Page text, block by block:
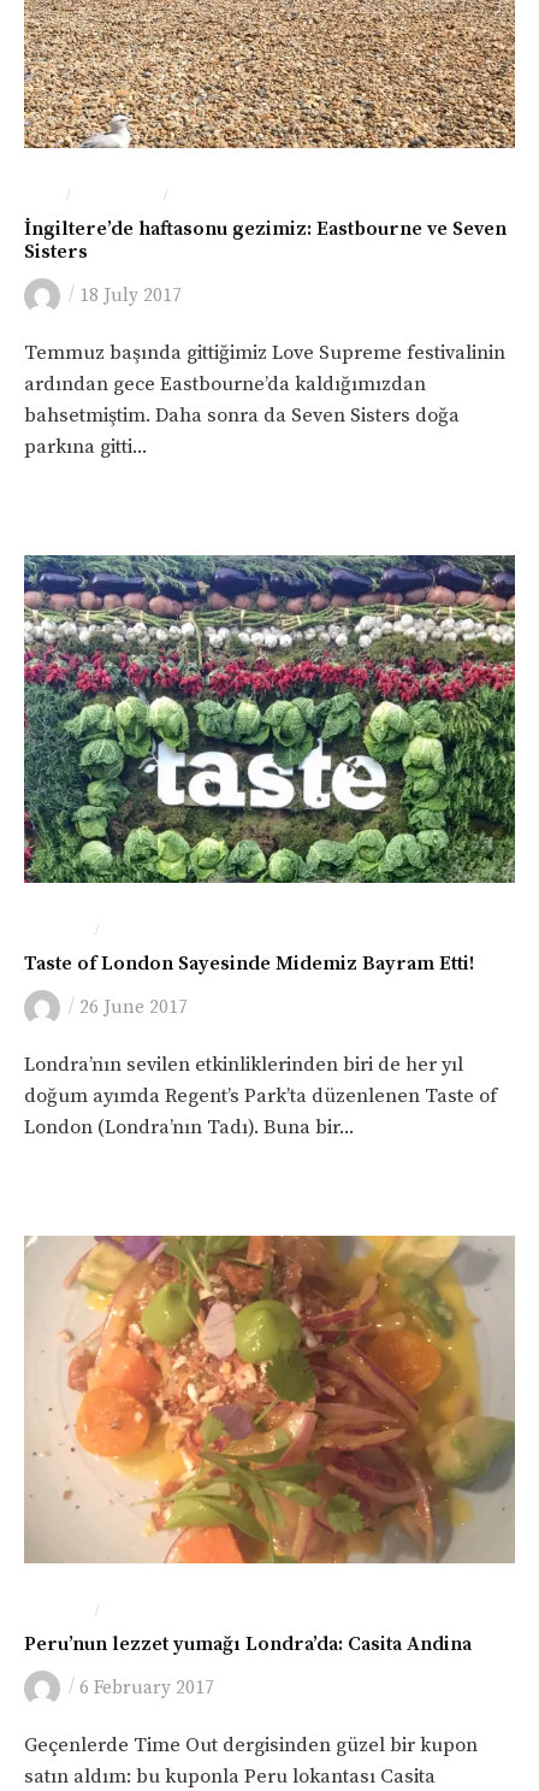
/ /
İngiltere’de haftasonu gezimiz: Eastbourne ve Seven
Sisters
/ 18 July 2017
Temmuz başında gittiğimiz Love Supreme festivalinin
ardından gece Eastbourne’da kaldığımızdan
bahsetmiştim. Daha sonra da Seven Sisters doğa
parkına gitti...
/
Taste of London Sayesinde Midemiz Bayram Etti!
/ 26 June 2017
Londra’nın sevilen etkinliklerinden biri de her yıl
doğum ayımda Regent’s Park’ta düzenlenen Taste of
London (Londra’nın Tadı). Buna bir...
/
Peru’nun lezzet yumağı Londra’da: Casita Andina
/ 6 February 2017
Geçenlerde Time Out dergisinden güzel bir kupon
satın aldım: bu kuponla Peru lokantası Casita